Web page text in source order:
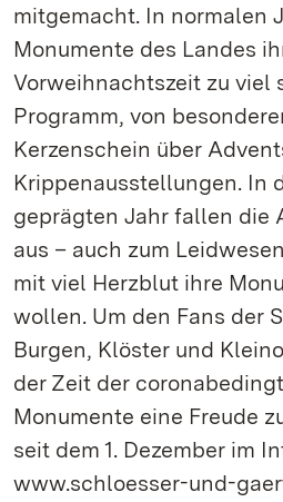
mitgemacht. In normalen
Monumente des Landes
Vorweihnachtszeit zu viel
Programm, von
Kerzenschein über
Krippenausstellungen. In
geprägten Jahr fallen die
aus – auch zum
mit viel Herzblut ihre
wollen. Um den Fans der
Burgen, Klöster und
der Zeit der
Monumente eine Freude
seit dem 1. Dezember im
www.schloesser-und-